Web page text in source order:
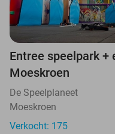
Entree speelpark +
Moeskroen
De Speelplaneet
Moeskroen
Verkocht: 175